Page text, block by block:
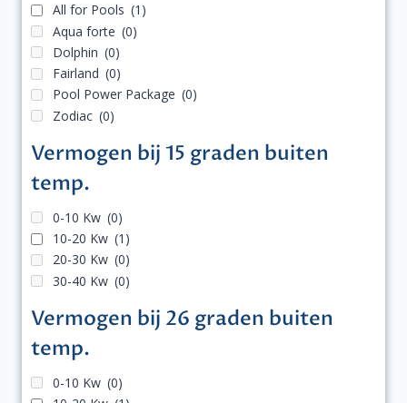
All for Pools (1)
Aqua forte (0)
Dolphin (0)
Fairland (0)
Pool Power Package (0)
Zodiac (0)
Vermogen bij 15 graden buiten
temp.
0-10 Kw (0)
10-20 Kw (1)
20-30 Kw (0)
30-40 Kw (0)
Vermogen bij 26 graden buiten
temp.
0-10 Kw (0)